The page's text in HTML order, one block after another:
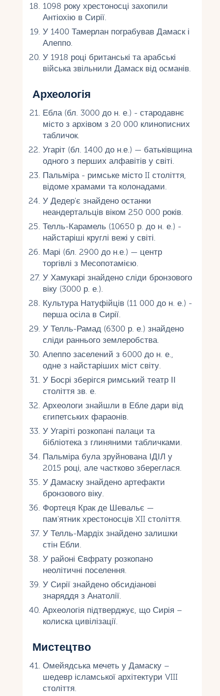
1098 року хрестоносці захопили
Антіохію в Сирії.
У 1400 Тамерлан пограбував Дамаск і
Алеппо.
У 1918 році британські та арабські
війська звільнили Дамаск від османів.
Археологія
Ебла (бл. 3000 до н. е.) - стародавнє
місто з архівом з 20 000 клинописних
табличок.
Угаріт (бл. 1400 до н.е.) — батьківщина
одного з перших алфавітів у світі.
Пальміра - римське місто II століття,
відоме храмами та колонадами.
У Дедер'є знайдено останки
неандертальців віком 250 000 років.
Телль-Карамель (10650 р. до н. е.) -
найстаріші круглі вежі у світі.
Марі (бл. 2900 до н.е.) — центр
торгівлі з Месопотамією.
У Хамукарі знайдено сліди бронзового
віку (3000 р. е.).
Культура Натуфійців (11 000 до н. е.) -
перша осіла в Сирії.
У Телль-Рамад (6300 р. е.) знайдено
сліди раннього землеробства.
Алеппо заселений з 6000 до н. е.,
одне з найстаріших міст світу.
У Босрі зберігся римський театр ІІ
століття зв. е.
Археологи знайшли в Ебле дари від
єгипетських фараонів.
У Угаріті розкопані палаци та
бібліотека з глиняними табличками.
Пальміра була зруйнована ІДІЛ у
2015 році, але частково збереглася.
У Дамаску знайдено артефакти
бронзового віку.
Фортеця Крак де Шевальє —
пам'ятник хрестоносців XII століття.
У Телль-Мардіх знайдено залишки
стін Ебли.
У районі Євфрату розкопано
неолітичні поселення.
У Сирії знайдено обсидіанові
знаряддя з Анатолії.
Археологія підтверджує, що Сирія –
колиска цивілізації.
Мистецтво
Омейядська мечеть у Дамаску –
шедевр ісламської архітектури VIII
століття.